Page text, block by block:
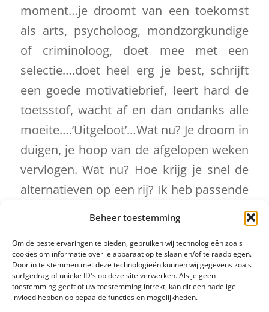
Beheer toestemming
Om de beste ervaringen te bieden, gebruiken wij technologieën zoals
cookies om informatie over je apparaat op te slaan en/of te raadplegen.
Door in te stemmen met deze technologieën kunnen wij gegevens zoals
surfgedrag of unieke ID's op deze site verwerken. Als je geen
toestemming geeft of uw toestemming intrekt, kan dit een nadelige
invloed hebben op bepaalde functies en mogelijkheden.
moment…je droomt van een toekomst
als arts, psycholoog, mondzorgkundige
of criminoloog, doet mee met een
selectie….doet heel erg je best, schrijft
een goede motivatiebrief, leert hard de
toetsstof, wacht af en dan ondanks alle
moeite….’Uitgeloot’…Wat nu? Je droom in
duigen, je hoop van de afgelopen weken
vervlogen. Wat nu? Hoe krijg je snel de
alternatieven op een rij? Ik heb passende
alternatieven zonder numerus fixus al
voor je uitgezocht en op een rij gezet.
App meen ik stuur jede lijst.
Lees meer